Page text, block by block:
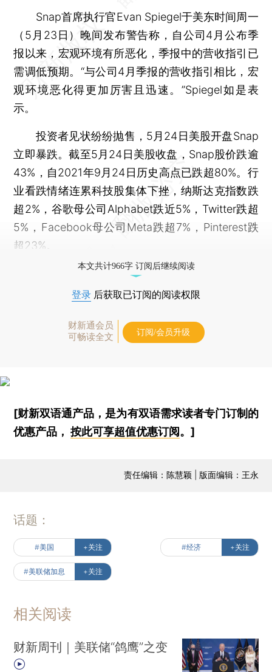
Snap首席执行官Evan Spiegel于美东时间周一
（5月23日）晚间发布警告称，自公司4月公布季
报以来，宏观环境有所恶化，季报中的营收指引已
需调低预期。“与公司4月季报的营收指引相比，宏
观环境恶化得更加厉害且迅速。”Spiegel如是表
示。
投资者见状纷纷抛售，5月24日美股开盘Snap
立即暴跌。截至5月24日美股收盘，Snap股价跌逾
43%，自2021年9月24日历史高点已跌超80%。行
业看跌情绪连累科技股集体下挫，纳斯达克指数跌
超2%，谷歌母公司Alphabet跌近5%，Twitter跌超
5%，Facebook母公司Meta跌超7%，Pinterest跌
超23%。
本文共计966字 订阅后继续阅读
登录 后获取已订阅的阅读权限
财新通会员
可畅读全文
订阅/会员升级
[财新双语通产品，是为有双语需求读者专门订制的
优惠产品，按此可享超值优惠订阅。]
责任编辑：陈慧颖 | 版面编辑：王永
话题：
#美国 +关注 #经济 +关注
#美联储加息 +关注
相关阅读
财新周刊｜美联储“鸽鹰”之变